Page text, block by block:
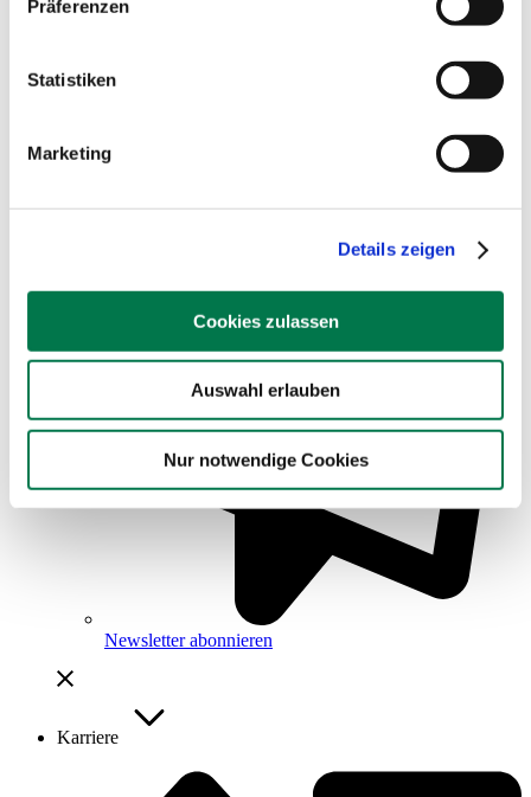
Präferenzen
Statistiken
Marketing
Details zeigen
Cookies zulassen
Auswahl erlauben
Nur notwendige Cookies
Newsletter abonnieren
Karriere